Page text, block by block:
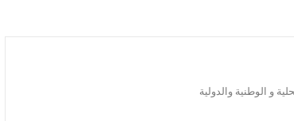
و الوطنية والدولية